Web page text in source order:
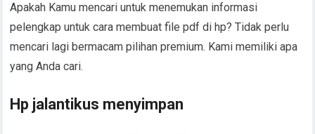
Apakah Kamu mencari untuk menemukan informasi
pelengkap untuk cara membuat file pdf di hp? Tidak perlu
mencari lagi bermacam pilihan premium. Kami memiliki apa
yang Anda cari.
Hp jalantikus menyimpan